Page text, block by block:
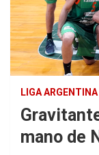
LIGA ARGENTINA
mano de